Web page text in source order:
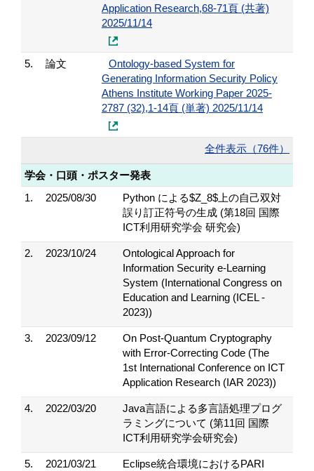
Application Research,68-71頁 (共著)
2025/11/14
5. 論文
Ontology-based System for
Generating Information Security Policy
Athens Institute Working Paper 2025-
2787 (32),1-14頁 (単著) 2025/11/14
全件表示（76件）
学会・口頭・ポスター発表
1.
2025/08/30
Python による$Z_8$上の自己双対
誤り訂正符号の生成 (第18回 国際
ICT利用研究学会 研究会)
2. 2023/10/24
Ontological Approach for
Information Security e-Learning
System (International Congress on
Education and Learning (ICEL -
2023))
3. 2023/09/12
On Post-Quantum Cryptography
with Error-Correcting Code (The
1st International Conference on ICT
Application Research (IAR 2023))
4. 2022/03/20
Java言語による多言語処理プログ
ラミングについて (第11回 国際
ICT利用研究学会研究会)
5. 2021/03/21
Eclipse統合環境におけるPARI